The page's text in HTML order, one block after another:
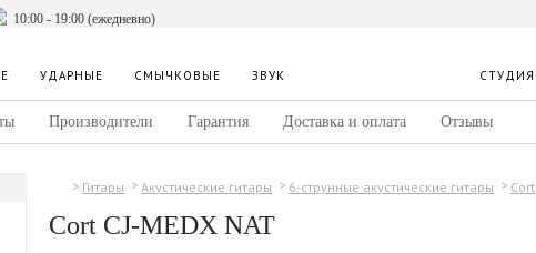
10:00 - 19:00 (ежедневно)
УДАРНЫЕ СМЫЧКОВЫЕ ЗВУК СТУДИЯ
Производители Гарантия Доставка и оплата Отзывы
Гитары Акустические гитары 6-струнные акустические гитары Cort
Cort CJ-MEDX NAT